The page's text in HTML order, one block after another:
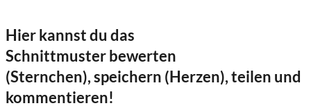
Hier kannst du das
Schnittmuster bewerten
(Sternchen), speichern (Herzen), teilen und
kommentieren!